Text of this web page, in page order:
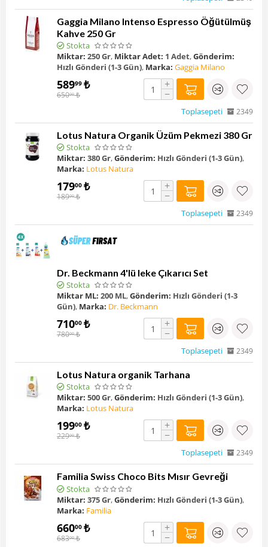
Gaggia Milano Intenso Espresso Öğütülmüş
Kahve 250 Gr
Stokta
Miktar: 250 Gr, Miktar Adet: 1 Adet,Gönderim:
Hızlı Gönderi (1-3 Gün), Marka: Gaggia Milano
58999 ₺
65000 ₺
+
−
Toplasepeti 2349
Lotus Natura Organik Üzüm Pekmezi 380 Gr
Stokta
Miktar: 380 Gr,Gönderim: Hızlı Gönderi (1-3 Gün),
Marka: Lotus Natura
17900 ₺
18900 ₺
+
−
Toplasepeti 2349
Dr. Beckmann 4'lü leke Çıkarıcı Set
Stokta
Miktar ML: 200 ML,Gönderim: Hızlı Gönderi (1-3
Gün), Marka: Dr. Beckmann
71000 ₺
78000 ₺
+
−
Toplasepeti 2349
Lotus Natura organik Tarhana
Stokta
Miktar: 500 Gr,Gönderim: Hızlı Gönderi (1-3 Gün),
Marka: Lotus Natura
19900 ₺
22900 ₺
+
−
Toplasepeti 2349
Familia Swiss Choco Bits Mısır Gevreği
Stokta
Miktar: 375 Gr,Gönderim: Hızlı Gönderi (1-3 Gün),
Marka: Familia
66000 ₺
68300 ₺
+
−